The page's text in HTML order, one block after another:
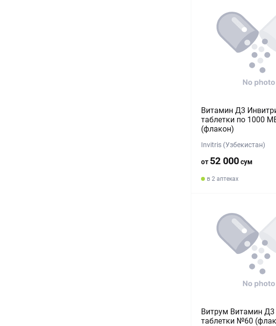
Витамин Д3
таблетки по 1000
(флакон)
Invitris (Узбекистан)
от 52 000сум
в 2 аптеках
Витрум Витамин
таблетки №60